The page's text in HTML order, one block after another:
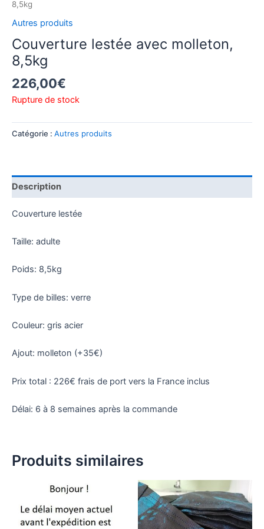
8,5kg
Autres produits
Couverture lestée avec molleton,
8,5kg
226,00€
Rupture de stock
Catégorie : Autres produits
Description
Couverture lestée
Taille: adulte
Poids: 8,5kg
Type de billes: verre
Couleur: gris acier
Ajout: molleton (+35€)
Prix total : 226€ frais de port vers la France inclus
Délai: 6 à 8 semaines après la commande
Produits similaires